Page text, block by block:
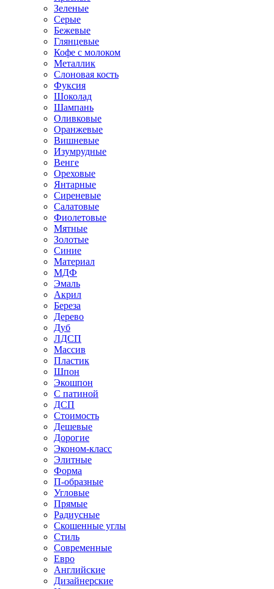
Зеленые
Серые
Бежевые
Глянцевые
Кофе с молоком
Металлик
Слоновая кость
Фуксия
Шоколад
Шампань
Оливковые
Оранжевые
Вишневые
Изумрудные
Венге
Ореховые
Янтарные
Сиреневые
Салатовые
Фиолетовые
Мятные
Золотые
Синие
Материал
МДФ
Эмаль
Акрил
Береза
Дерево
Дуб
ЛДСП
Массив
Пластик
Шпон
Экошпон
С патиной
ДСП
Стоимость
Дешевые
Дорогие
Эконом-класс
Элитные
Форма
П-образные
Угловые
Прямые
Радиусные
Скошенные углы
Стиль
Современные
Евро
Английские
Дизайнерские